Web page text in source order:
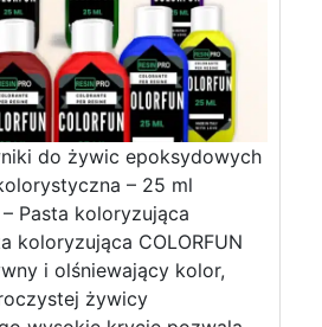
do żywic epoksydowych
– 25 ml
Pasta koloryzująca
koloryzująca COLORFUN
i olśniewający kolor,
żywicy